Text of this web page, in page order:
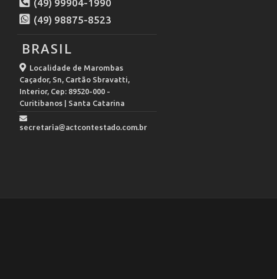
(49) 99904-1990
(49) 98875-8523
BRASIL
Localidade de Marombas
Caçador, Sn, Cartão Sbravatti,
Interior, Cep: 89520-000 -
Curitibanos | Santa Catarina
secretaria@actcontestado.com.br